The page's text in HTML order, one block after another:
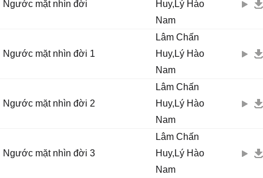
Ngước mặt nhìn đời
Huy,Lý Hào
Nam
Ngước mặt nhìn đời 1
Lâm Chấn
Huy,Lý Hào
Nam
Ngước mặt nhìn đời 2
Lâm Chấn
Huy,Lý Hào
Nam
Ngước mặt nhìn đời 3
Lâm Chấn
Huy,Lý Hào
Nam